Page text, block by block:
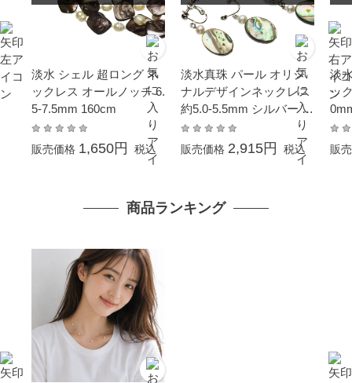
淡水 シェル 超ロング ネ
ックレス オールノッチ 6.
5-7.5mm 160cm
販売価格 1,650円 税込
淡水真珠 パール オリジ
ナルデザインネックレス
約5.0-5.5mm シルバー S
V オーバル
販売価格 2,915円 税込
淡
ッ
ギ
販
商品ランキング